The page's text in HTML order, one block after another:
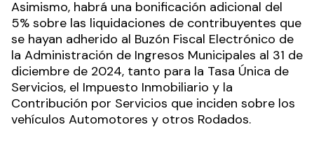
Asimismo, habrá una bonificación adicional del
5% sobre las liquidaciones de contribuyentes que
se hayan adherido al Buzón Fiscal Electrónico de
la Administración de Ingresos Municipales al 31 de
diciembre de 2024, tanto para la Tasa Única de
Servicios, el Impuesto Inmobiliario y la
Contribución por Servicios que inciden sobre los
vehículos Automotores y otros Rodados.